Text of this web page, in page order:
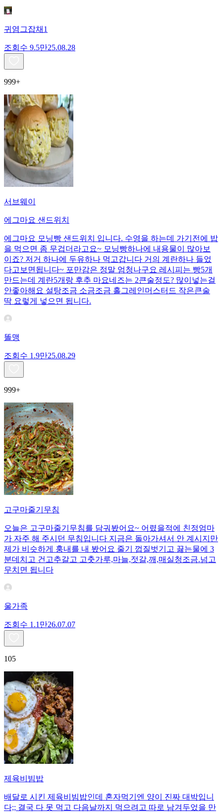
귀염그잡채1
조회수 9.5만25.08.28
999+
서브웨이
에그마요 샌드위치
에그마요 모닝빵 샌드위치 입니다. 수영을 하는데 가기전에 밥
을 먹으면 좀 무겁더라고요~ 모닝빵하나에 내용물이 많아보
이죠? 저거 하나에 두유하나 먹고갑니다 거의 계란하나 들었
다고보면됩니다~ 포만감은 정말 엄청나구요 레시피는 빵5개
만드는데 계란5개랑 후추 마요네즈는 2큰술정도? 많이넣는걸
안좋아해요 설탕조금 소금조금 홀그레인머스터드 작은큰술
딱 요렇게 넣으면 됩니다.
똘맹
조회수 1.9만25.08.29
999+
고구마줄기무침
오늘은 고구마줄기무침를 담궈봤어요~ 어렸을적에 친정엄마
가 자주 해 주시던 무침입니다 지금은 돌아가셔서 안 계시지만
제가 비슷하게 훙내를 내 봤어요 줄기 껍질벗기고 끓는물에 3
분데치고 건고추갈고 고춧가루,마늘,젓갈,깨,매실청조금.넘고
무치면 됩니다
울가족
조회수 1.1만26.07.07
105
제육비빔밥
배달로 시킨 제육비빔밥인데 혼자먹기엔 양이 진짜 대박입니
다;; 결국 다 못 먹고 다음날까지 먹으려고 따로 남겨두었을 만